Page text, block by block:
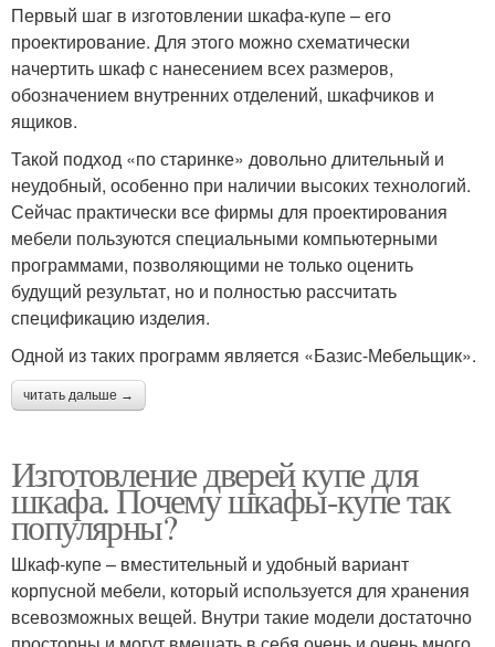
Первый шаг в изготовлении шкафа-купе – его
проектирование. Для этого можно схематически
начертить шкаф с нанесением всех размеров,
обозначением внутренних отделений, шкафчиков и
ящиков.
Такой подход «по старинке» довольно длительный и
неудобный, особенно при наличии высоких технологий.
Сейчас практически все фирмы для проектирования
мебели пользуются специальными компьютерными
программами, позволяющими не только оценить
будущий результат, но и полностью рассчитать
спецификацию изделия.
Одной из таких программ является «Базис-Мебельщик».
читать дальше →
Изготовление дверей купе для
шкафа. Почему шкафы-купе так
популярны?
Шкаф-купе – вместительный и удобный вариант
корпусной мебели, который используется для хранения
всевозможных вещей. Внутри такие модели достаточно